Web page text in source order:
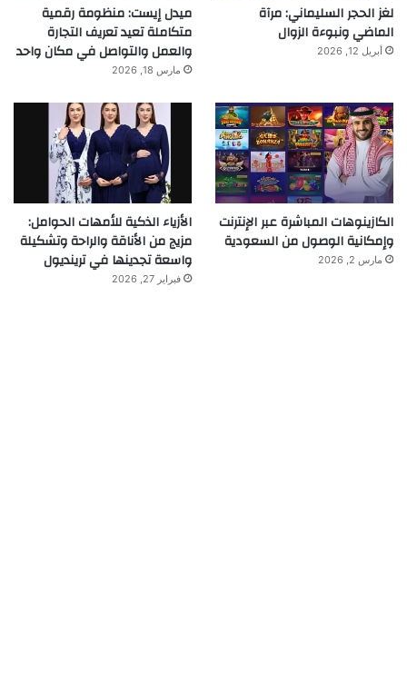
لغز الحجر السليماني: مرآة
الماضي ونبوءة الزوال
أبريل 12, 2026
ميدل إيست: منظومة رقمية
متكاملة تعيد تعريف التجارة
والعمل والتواصل في مكان واحد
مارس 18, 2026
الكازينوهات المباشرة عبر الإنترنت
وإمكانية الوصول من السعودية
مارس 2, 2026
الأزياء الذكية للأمهات الحوامل:
مزيج من الأناقة والراحة وتشكيلة
واسعة تجدينها في ترينديول
فبراير 27, 2026